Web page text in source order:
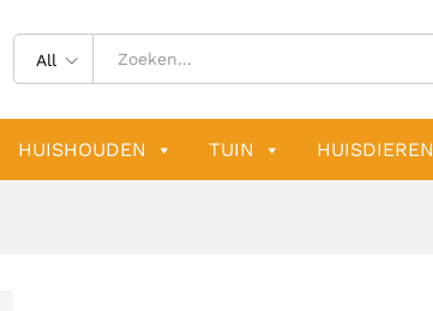
All
HUISHOUDEN TUIN HUISDIEREN